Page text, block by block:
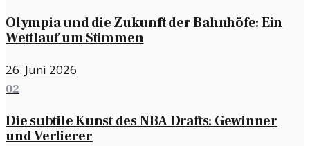
Olympia und die Zukunft der Bahnhöfe: Ein
Wettlauf um Stimmen
26. Juni 2026
02
Die subtile Kunst des NBA Drafts: Gewinner
und Verlierer